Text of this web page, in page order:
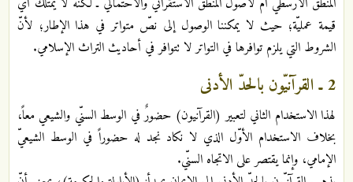
قيمة عمليّة؛ حيث لا يمكننا الوصول إلى نصّ متواتر في هذا الإطار؛ لأنّ
الشروط التي يلزم توافرها في التواتر لا تتوافر في أحاديث التراث الإسلامي.
2 ـ القرآنيّون بالحدّ الأدنى
لهذا الاستخدام الثاني لتعبير (القرآنيون) حضورٌ في الوسط السنّي والشيعي معاً،
بخلاف الاستخدام الأوّل الذي لا نكاد نجد له حضوراً في الوسط الشيعيّ
الإمامي، وإنما يقتصر على الاتجاه السنّي.